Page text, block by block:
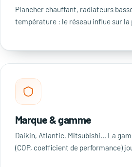
Plancher chauffant, radiateurs
température : le réseau influe sur la
Marque & gamme
Daikin, Atlantic, Mitsubishi… La
(COP, coefficient de performance)